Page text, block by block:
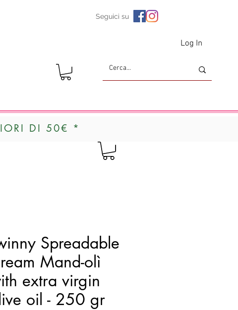
Seguici su
Log In
DI 50€ *
Spreadable
Mand-olì
extra virgin
oil - 250 gr